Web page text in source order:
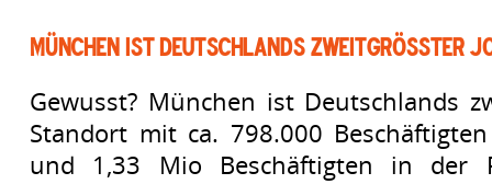
München ist Deutschlands zweitgrößter
Gewusst? München ist Deutschlands
Standort mit ca. 798.000
und 1,33 Mio Beschäftigten in der